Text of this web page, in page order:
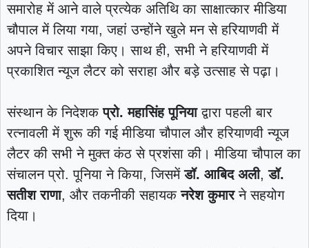
समारोह में आने वाले प्रत्येक अतिथि का साक्षात्कार मीडिया
चौपाल में लिया गया, जहां उन्होंने खुले मन से हरियाणवी में
अपने विचार साझा किए। साथ ही, सभी ने हरियाणवी में
प्रकाशित न्यूज लैटर को सराहा और बड़े उत्साह से पढ़ा।
संस्थान के निदेशकप्रो. महासिंह पूनियाद्वारा पहली बार
रत्नावली में शुरू की गई मीडिया चौपाल और हरियाणवी न्यूज
लैटर की सभी ने मुक्त कंठ से प्रशंसा की। मीडिया चौपाल का
संचालन प्रो. पूनिया ने किया, जिसमेंडॉ. आबिद अली,डॉ.
सतीश राणा, और तकनीकी सहायकनरेश कुमारने सहयोग
दिया।